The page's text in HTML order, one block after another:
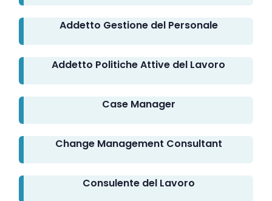
Addetto Gestione del Personale
Addetto Politiche Attive del Lavoro
Case Manager
Change Management Consultant
Consulente del Lavoro